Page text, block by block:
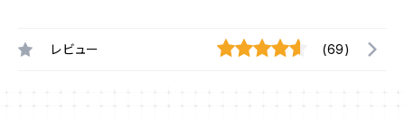
レビュー (69)